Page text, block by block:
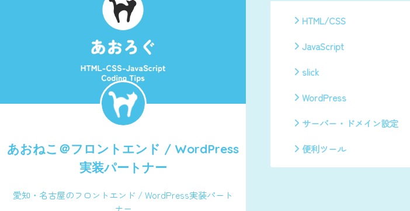
あおねこ＠フロントエンド / WordPress
実装パートナー
愛知・名古屋のフロントエンド / WordPress実装パート
ナー
HTML/CSS
JavaScript
slick
WordPress
サーバー・ドメイン設定
便利ツール